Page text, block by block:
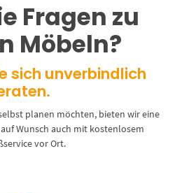
Fragen zu
Möbeln?
sich unverbindlich
planen möchten, bieten wir eine
Wunsch auch mit kostenlosem
vor Ort.